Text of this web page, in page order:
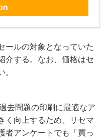
ルの対象となっていた
介する。なお、価格はセ
。
去問題の印刷に最適なア
く向上するため、リセマ
者アンケートでも「買っ